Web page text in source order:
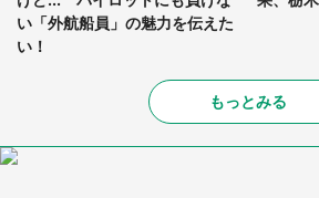
い「外航船員」の魅力を伝えた
い！
もっとみる